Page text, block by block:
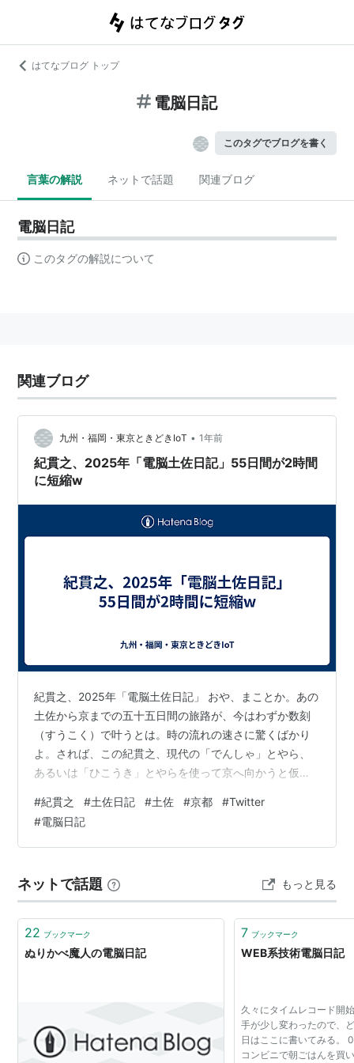
はてなブログ トップ
電脳日記
このタグでブログを書く
言葉の解説 ネットで話題 関連ブログ
電脳日記
このタグの解説について
関連ブログ
九州・福岡・東京ときどきIoT • 1年前
紀貫之、2025年「電脳土佐日記」55日間が2時間
に短縮w
紀貫之、2025年「電脳土佐日記」 おや、まことか。あの
土佐から京までの五十五日間の旅路が、今はわずか数刻
（すうこく）で叶うとは。時の流れの速さに驚くばかり
よ。されば、この紀貫之、現代の「でんしゃ」とやら、
あるいは「ひこうき」とやらを使って京へ向かうと仮定
ぶやいて」みようではないか。心してご覧あれ。 出立
（いでたち）の刻（とき） 午前10時00分 [画像：高知駅
前の風景。モダンな駅舎が見える] 土佐の国、高知駅よ
て叶うと聞く。この「でんしゃ」とやら、まことに不思
議な乗り物よ。車窓に流るる景色、い…
#紀貫之 #土佐日記 #土佐 #京都 #Twitter
#電脳日記
ネットで話題 もっと見る
22 ブックマーク
ぬりかべ魔人の電脳日記
7 ブックマーク
WEB系技術電脳日記
久々にタイムレコード開
手が少し変わったので、
日はここに書いてみる
コンビニで朝ごはんを買